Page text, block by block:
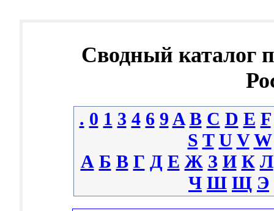
Сводный каталог
. 0 1 3 4 6 9 A B C D E F
S T U V W
А Б В Г Д Е Ж З И К Л
Ч Ш Щ Э